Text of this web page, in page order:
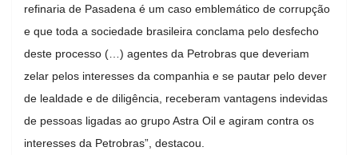
refinaria de Pasadena é um caso emblemático de corrupção
e que toda a sociedade brasileira conclama pelo desfecho
deste processo (…) agentes da Petrobras que deveriam
zelar pelos interesses da companhia e se pautar pelo dever
de lealdade e de diligência, receberam vantagens indevidas
de pessoas ligadas ao grupo Astra Oil e agiram contra os
interesses da Petrobras”, destacou.